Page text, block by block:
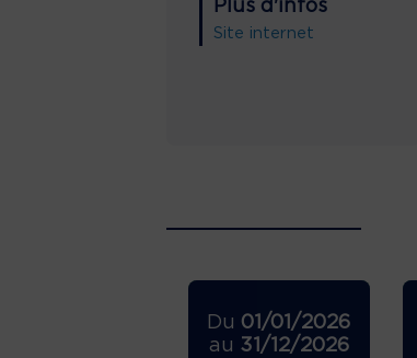
Plus d'infos
Site internet
Du 01/01/2026
au 31/12/2026